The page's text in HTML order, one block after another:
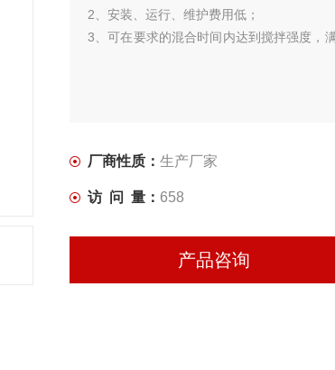
2、安装、运行、维护费用低；
3、可在要求的混合时间内达到搅拌强度，
厂商性质： 生产厂家
访 问 量： 658
产品咨询